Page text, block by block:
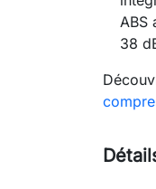
ABS
38